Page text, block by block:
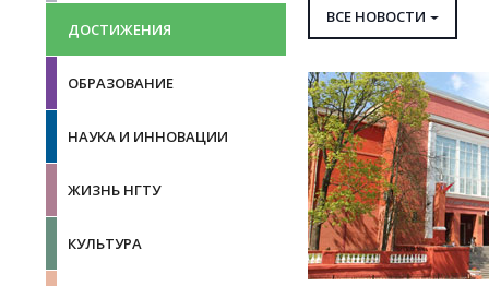
ДОСТИЖЕНИЯ
ОБРАЗОВАНИЕ
НАУКА И ИННОВАЦИИ
ЖИЗНЬ НГТУ
КУЛЬТУРА
ВСЕ НОВОСТИ